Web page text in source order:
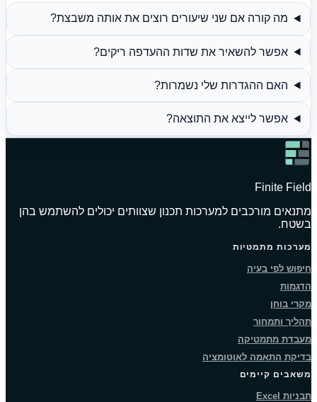
מה קורה אם שני שיעורים רוצים את אותה משבצת?
אפשר להשאיר את שדות ההעדפה ריקים?
האם ההגדרות שלי נשמרות?
אפשר לייצא את התוצאה?
Finite Field
מתנאים מורכבים למערכות תכנון שצוותים יכולים להשתמש בהן
בשטח.
מערכות מתמטיות
חיפוש לפי בעיה
הדגמות
מקרי בוחן
תהליך ותמחור
מעבדת מתמטיקה
בדיקת התאמה לאוטומציה
משאבים קיימים
תבניות Excel